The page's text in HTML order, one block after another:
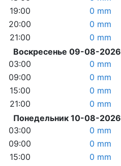
19:00
0 mm
20:00
0 mm
21:00
0 mm
Воскресенье 09-08-2026
03:00
0 mm
09:00
0 mm
15:00
0 mm
21:00
0 mm
Понедельник 10-08-2026
03:00
0 mm
09:00
0 mm
15:00
0 mm